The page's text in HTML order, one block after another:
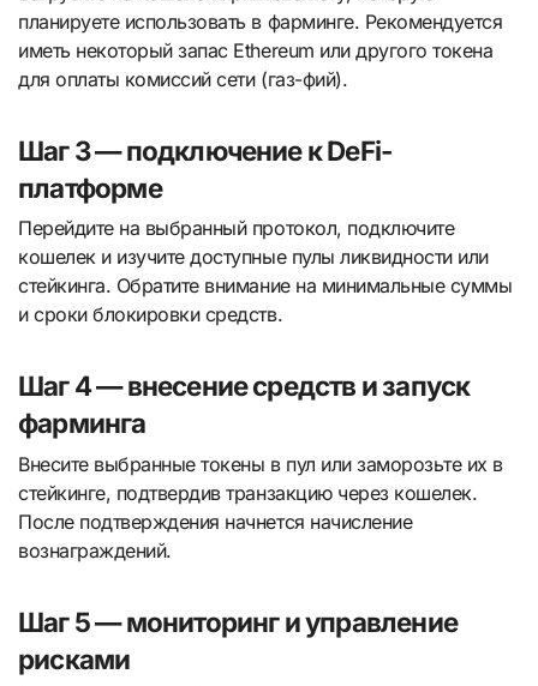
планируете использовать в фарминге. Рекомендуется
иметь некоторый запас Ethereum или другого токена
для оплаты комиссий сети (газ-фий).
Шаг 3 — подключение к DeFi-
платформе
Перейдите на выбранный протокол, подключите
кошелек и изучите доступные пулы ликвидности или
стейкинга. Обратите внимание на минимальные суммы
и сроки блокировки средств.
Шаг 4 — внесение средств и запуск
фарминга
Внесите выбранные токены в пул или заморозьте их в
стейкинге, подтвердив транзакцию через кошелек.
После подтверждения начнется начисление
вознаграждений.
Шаг 5 — мониторинг и управление
рисками